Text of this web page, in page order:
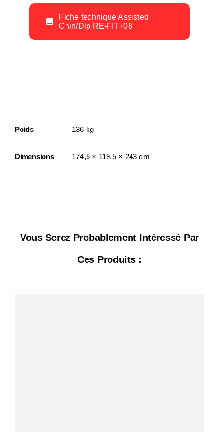
Fiche technique Assisted
Chin/Dip RE-FIT+08
Poids 136 kg
Dimensions 174,5 × 119,5 × 243 cm
Vous Serez Probablement Intéressé Par
Ces Produits :